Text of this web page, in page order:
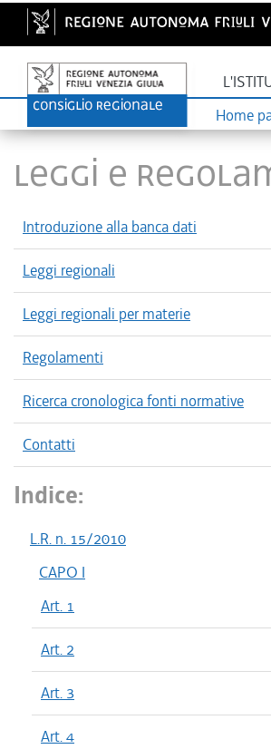
Home
LEGGI E
Introduzione alla banca dati
Leggi regionali
Leggi regionali per materie
Regolamenti
Ricerca cronologica fonti normative
Contatti
Indice:
L.R. n. 15/2010
CAPO I
Art. 1
Art. 2
Art. 3
Art. 4